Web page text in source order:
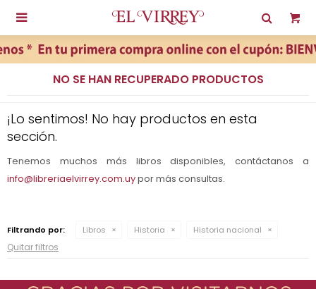

NO SE HAN RECUPERADO PRODUCTOS
¡Lo sentimos! No hay productos en esta
sección.
Tenemos muchos más libros disponibles, contáctanos a
info@libreriaelvirrey.com.uypor más consultas.
Filtrando por: Libros Historia Historia nacional
Quitar filtros